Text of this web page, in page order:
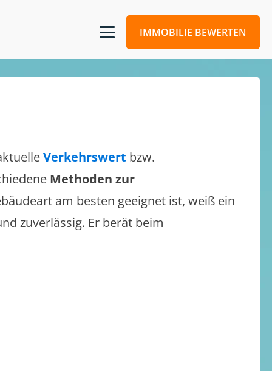
IMMOBILIE BEWERTEN
Verkehrswert bzw.
Methoden zur
am besten geeignet ist, weiß ein
zuverlässig. Er berät beim